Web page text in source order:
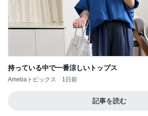
持っている中で一番涼しいトップス
Amebaトピックス 1日前
記事を読む